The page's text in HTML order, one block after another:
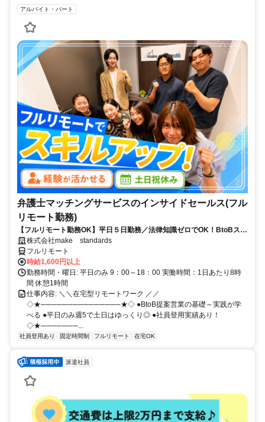
アルバイト・パート
弁護士マッチングサービスのインサイドセールス(フル
リモート勤務)
【フルリモート勤務OK】平日５日勤務／法律知識ゼロでOK！BtoBスキ
ルが身につく営業職
株式会社make standards
フルリモート
時給1,600円以上
勤務時間・曜日: 平日のみ 9：00～18：00 実働時間：1日あたり8時
間 休憩1時間
仕事内容: ＼＼在宅型リモートワーク ／／
◇★───────────────★◇ ●BtoB提案営業の基礎～実践が学
べる ●平日のみ週5で土日はゆっくり◎ ●社員登用実績あり！
◇★───────...
社員登用あり 固定時間制 フルリモート 在宅OK
派遣社員